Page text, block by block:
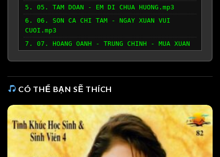
5. 05. TAM DOAN - EM DI CHUA HUONG.mp3
6. 06. SON CA CHI TAM - NGAY XUAN VUI
CUOI.mp3
7. 07. HOANG OANH - TRUNG CHINH - MUA XUAN
TREN CAO - TAM SU NANG XUAN.mp3
10. 10. TUONG NGUYEN - THUY DUONG - NGAU
11. 11. VU KHANH - THANH LAN - NU TAM
XUAN.mp3
12. 12. NGOC HUYEN - PHUONG VU - AO DEP
NANG DAU.mp3
CÓ THỂ BẠN SẼ THÍCH